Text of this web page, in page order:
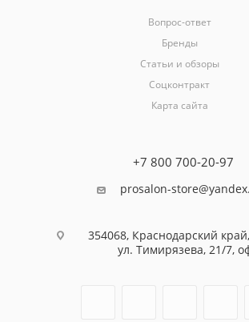
Вопрос-ответ
Бренды
Статьи и обзоры
Соцконтракт
Карта сайта
+7 800 700-20-97
prosalon-
354068, Краснодарский
ул. Тимирязева, 21/7,